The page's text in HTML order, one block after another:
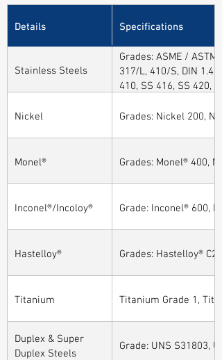
Details Specifications
Stainless Steels
Grades: ASME /
317/L, 410/S, DIN
410, SS 416, SS 420,
Nickel
Grades: Nickel 200,
Monel® Grades: Monel® 400,
Inconel®/Incoloy® Grade: Inconel® 600,
Hastelloy® Grades: Hastelloy®
Titanium Titanium Grade 1,
Duplex & Super
Duplex Steels
Grade: UNS S31803,